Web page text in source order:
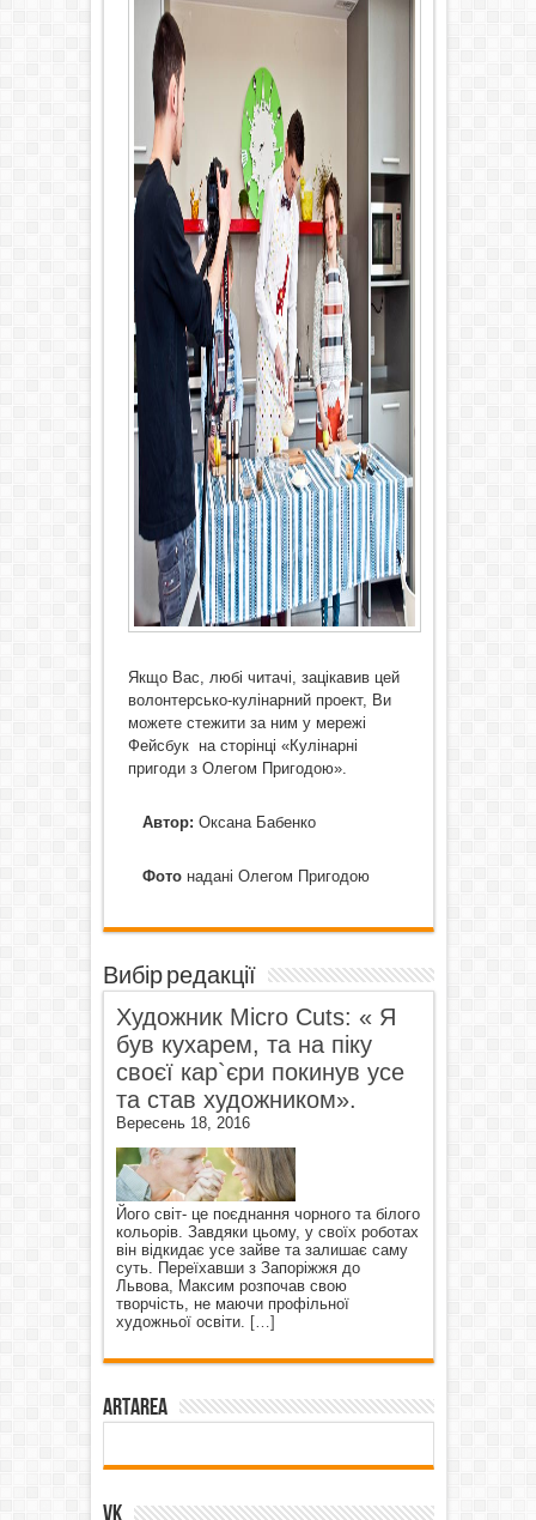
Якщо Вас, любі читачі, зацікавив цей
волонтерсько-кулінарний проект, Ви
можете стежити за ним у мережі
Фейсбук на сторінці «Кулінарні
пригоди з Олегом Пригодою».
Автор: Оксана Бабенко
Фотонадані Олегом Пригодою
Вибір редакції
Художник Micro Cuts: « Я
був кухарем, та на піку
своєї кар`єри покинув усе
та став художником».
Вересень 18, 2016
Його світ- це поєднання чорного та білого
кольорів. Завдяки цьому, у своїх роботах
він відкидає усе зайве та залишає саму
суть. Переїхавши з Запоріжжя до
Львова, Максим розпочав свою
творчість, не маючи профільної
художньої освіти. […]
ArtArea